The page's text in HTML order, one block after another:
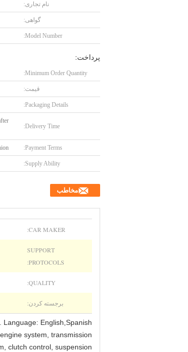
نام تجاری:
گواهی:
Model Number:
پرداخت:
Minimum Order Quantity:
قیمت:
Packaging Details:
Delivery Time:
Payment Terms:
Supply Ability:
مخاطب
CAR MAKER:
SUPPORT
PROTOCOLS:
QUALITY:
برجسته کردن:
Language: English,Spanish
system, transmission
clutch control, suspension